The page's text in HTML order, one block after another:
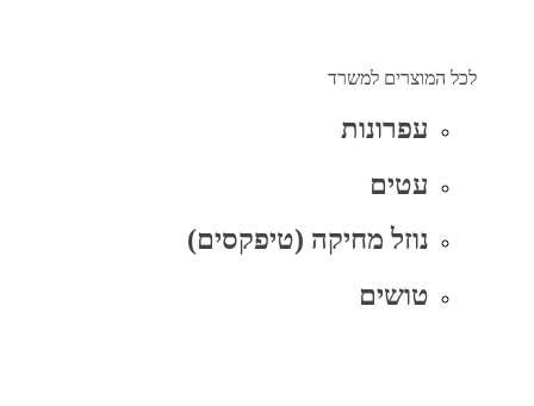
לכל המוצרים למשרד
עפרונות
עטים
נוזל מחיקה (טיפקסים)
טושים